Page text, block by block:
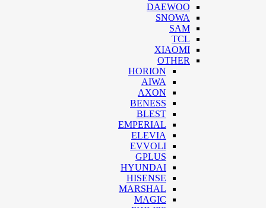
DAEWOO
SNOWA
SAM
TCL
XIAOMI
OTHER
HORION
AIWA
AXON
BENESS
BLEST
EMPERIAL
ELEVIA
EVVOLI
GPLUS
HYUNDAI
HISENSE
MARSHAL
MAGIC